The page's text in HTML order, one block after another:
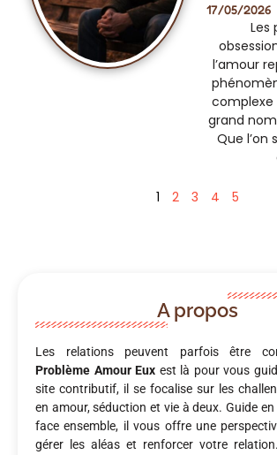
17/05/2026
Les
l’amour
grand
Que l’on
1 2 3 4 5
A propos
Les relations peuvent parfois être
Problème Amour Eux est là pour vous
site contributif, il se focalise sur les
en amour, séduction et vie à deux. Guide
face ensemble, il vous offre une
gérer les aléas et renforcer votre